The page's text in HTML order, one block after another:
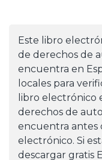
Este libro
de derechos de
encuentra en
locales para
libro electrónico
derechos de
encuentra antes
electrónico. Si
descargar gratis